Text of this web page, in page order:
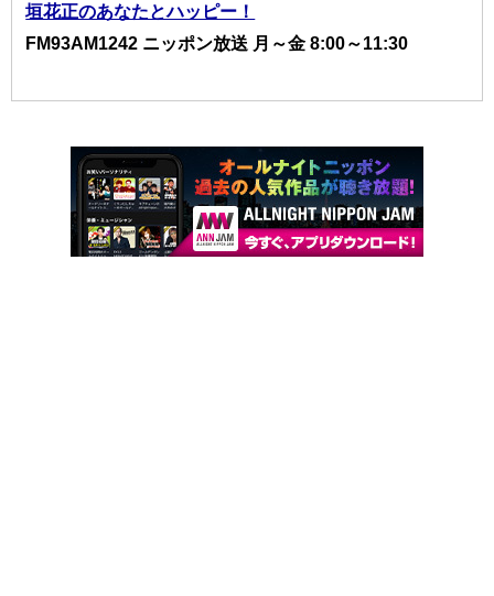
垣花正のあなたとハッピー！
FM93AM1242 ニッポン放送 月～金 8:00～11:30